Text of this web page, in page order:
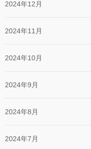
2024年12月
2024年11月
2024年10月
2024年9月
2024年8月
2024年7月